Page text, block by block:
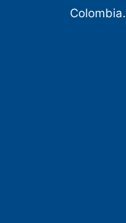
Colombia.